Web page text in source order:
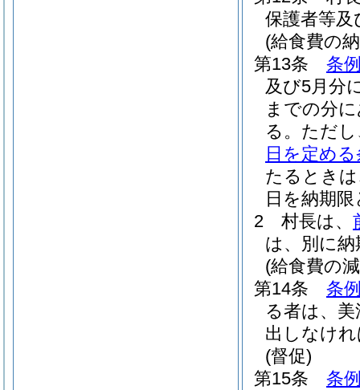
保護者等
(給食費の
第13条
条
及び5月分
までの分
る。 ただ
日を定め
たるとき
日を納期
2
村長は、
は、別に
(給食費の
第14条
条
る者は、
出しなけ
(督促)
第15条
条